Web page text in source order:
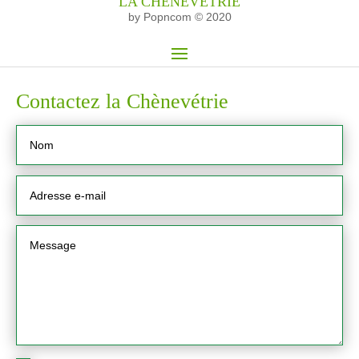
by Popncom © 2020
Contactez la Chènevétrie